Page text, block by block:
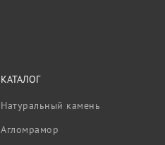
КАТАЛОГ
Натуральный камень
Агломрамор